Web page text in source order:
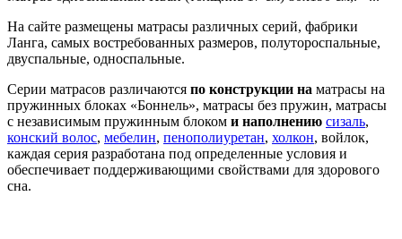
На сайте размещены матрасы различных серий, фабрики
Ланга, самых востребованных размеров, полутороспальные,
двуспальные, односпальные.
Серии матрасов различаются по конструкции на матрасы на
пружинных блоках «Боннель», матрасы без пружин, матрасы
с независимым пружинным блоком и наполнению сизаль,
конский волос, мебелин, пенополиуретан, холкон, войлок,
каждая серия разработана под определенные условия и
обеспечивает поддерживающими свойствами для здорового
сна.